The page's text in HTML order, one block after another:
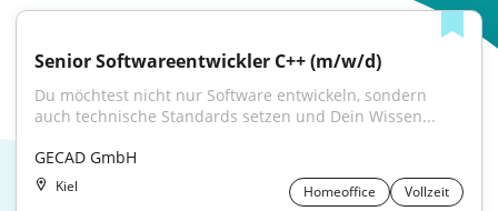
Senior Softwareentwickler C++ (m/w/d)
Du möchtest nicht nur Software entwickeln, sondern
auch technische Standards setzen und Dein Wissen...
GECAD GmbH
Kiel Homeoffice Vollzeit